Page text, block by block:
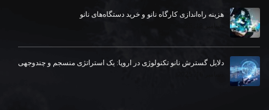
هزینه راه‌اندازی کارگاه نانو و خرید دستگاه‌های نانو
دلایل گسترش نانو تکنولوژی در اروپا: یک استراتژی منسجم و چندوجهی